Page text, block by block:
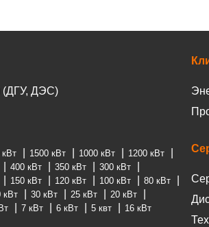
(ДГУ, ДЭС)
кВт 1500 кВт 1000 кВт
1200 кВт
400 кВт 350 кВт
300 кВт
150 кВт 120 кВт 100 кВт
80 кВт
кВт 30 кВт 25 кВт
20 кВт
7 кВт 6 кВт 5 квт 16 кВт